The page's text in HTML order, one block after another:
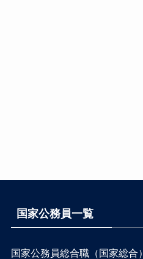
国家公務員一覧
国家公務員総合職（国家総合）